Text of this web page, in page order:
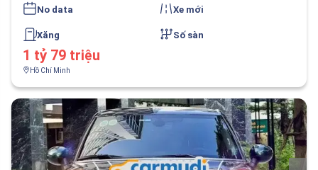
No data Xe mới
Xăng Số sàn
1 tỷ 79 triệu
Hồ Chí Minh